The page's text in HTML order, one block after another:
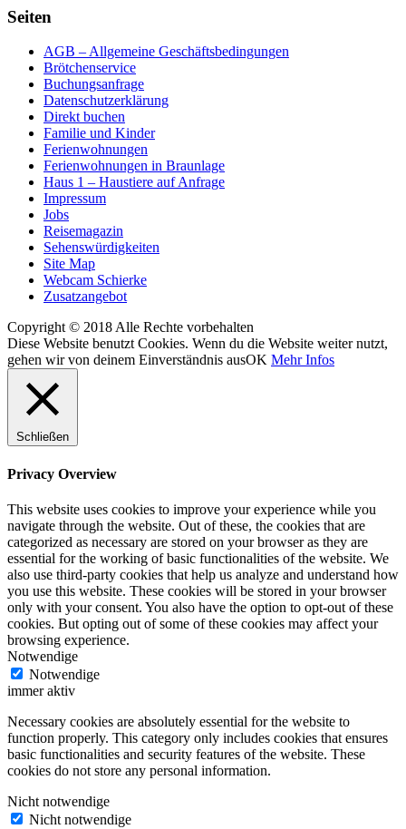
Seiten
AGB – Allgemeine Geschäftsbedingungen
Brötchenservice
Buchungsanfrage
Datenschutzerklärung
Direkt buchen
Familie und Kinder
Ferienwohnungen
Ferienwohnungen in Braunlage
Haus 1 – Haustiere auf Anfrage
Impressum
Jobs
Reisemagazin
Sehenswürdigkeiten
Site Map
Webcam Schierke
Zusatzangebot
Copyright © 2018 Alle Rechte vorbehalten
Diese Website benutzt Cookies. Wenn du die Website weiter nutzt,
gehen wir von deinem Einverständnis ausOK Mehr Infos
Schließen
Privacy Overview
This website uses cookies to improve your experience while you
navigate through the website. Out of these, the cookies that are
categorized as necessary are stored on your browser as they are
essential for the working of basic functionalities of the website. We
also use third-party cookies that help us analyze and understand how
you use this website. These cookies will be stored in your browser
only with your consent. You also have the option to opt-out of these
cookies. But opting out of some of these cookies may affect your
browsing experience.
Notwendige
Notwendige
immer aktiv
Necessary cookies are absolutely essential for the website to
function properly. This category only includes cookies that ensures
basic functionalities and security features of the website. These
cookies do not store any personal information.
Nicht notwendige
Nicht notwendige